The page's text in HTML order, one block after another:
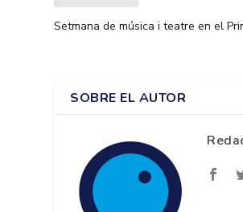
Setmana de música i teatre en el
SOBRE EL AUTOR